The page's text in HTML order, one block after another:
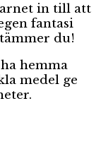
in till att
fantasi
du!
hemma
medel ge